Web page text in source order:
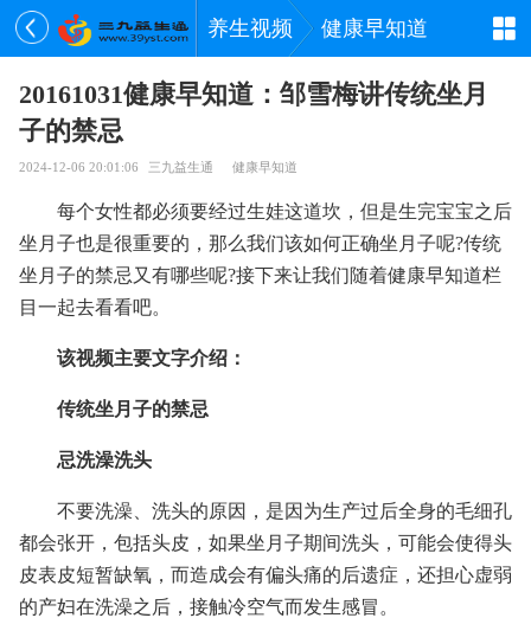
养生视频 健康早知道
20161031健康早知道：邹雪梅讲传统坐月
子的禁忌
2024-12-06 20:01:06 三九益生通 健康早知道
每个女性都必须要经过生娃这道坎，但是生完宝宝之后
坐月子也是很重要的，那么我们该如何正确坐月子呢?传统
坐月子的禁忌又有哪些呢?接下来让我们随着健康早知道栏
目一起去看看吧。
该视频主要文字介绍：
传统坐月子的禁忌
忌洗澡洗头
不要洗澡、洗头的原因，是因为生产过后全身的毛细孔
都会张开，包括头皮，如果坐月子期间洗头，可能会使得头
皮表皮短暂缺氧，而造成会有偏头痛的后遗症，还担心虚弱
的产妇在洗澡之后，接触冷空气而发生感冒。